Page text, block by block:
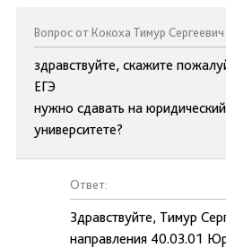
Вопрос от Кокоха Тимур Сергеевич
здравствуйте, скажите
ЕГЭ
нужно сдавать на
университете?
Ответ:
Здравствуйте, Тимур
направления 40.03.01